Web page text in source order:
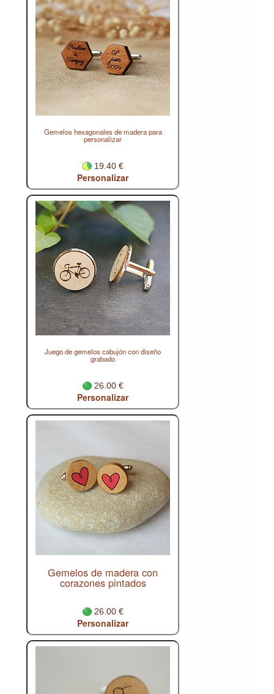
Gemelos hexagonales de madera para
personalizar
19.40 €
Personalizar
Juego de gemelos cabujón con diseño
grabado
26.00 €
Personalizar
Gemelos de madera con
corazones pintados
26.00 €
Personalizar